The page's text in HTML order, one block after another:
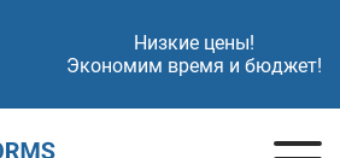
Низкие цены!
Экономим время и бюджет!